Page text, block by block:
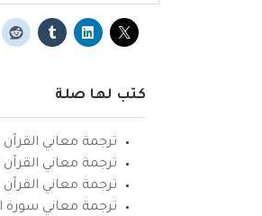
كتب لها صلة
ترجمة معاني القرآن
ترجمة معاني القرآن
ترجمة معاني
ترجمة معاني سورة